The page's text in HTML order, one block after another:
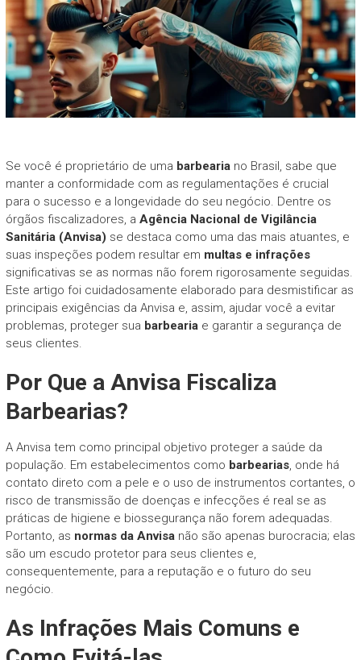
Se você é proprietário de uma barbeariano Brasil, sabe que
manter a conformidade com as regulamentações é crucial
para o sucesso e a longevidade do seu negócio. Dentre os
órgãos fiscalizadores, a Agência Nacional de Vigilância
Sanitária (Anvisa) se destaca como uma das mais atuantes, e
suas inspeções podem resultar em multas e infrações
significativas se as normas não forem rigorosamente seguidas.
Este artigo foi cuidadosamente elaborado para desmistificar as
principais exigências da Anvisa e, assim, ajudar você a evitar
problemas, proteger sua barbeariae garantir a segurança de
seus clientes.
Por Que a Anvisa Fiscaliza
Barbearias?
A Anvisa tem como principal objetivo proteger a saúde da
população. Em estabelecimentos como barbearias, onde há
contato direto com a pele e o uso de instrumentos cortantes, o
risco de transmissão de doenças e infecções é real se as
práticas de higiene e biossegurança não forem adequadas.
Portanto, as normas da Anvisanão são apenas burocracia; elas
são um escudo protetor para seus clientes e,
consequentemente, para a reputação e o futuro do seu
negócio.
As Infrações Mais Comuns e